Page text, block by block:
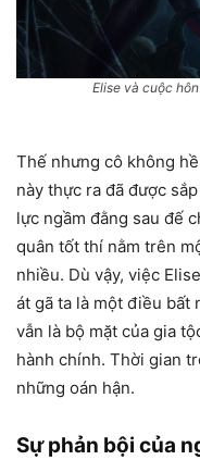
Elise và cuộc
Thế nhưng cô không
này thực ra đã được
lực ngầm đằng sau đế
quân tốt thí nằm trên
nhiều. Dù vậy, việc
át gã ta là một điều bất
vẫn là bộ mặt của gia
hành chính. Thời gian
những oán hận.
Sự phản bội của